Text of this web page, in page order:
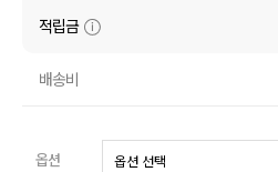
원피스
니트
적립금
배송비
옵션